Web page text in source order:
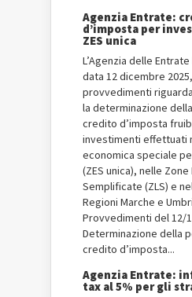
Agenzia Entrate:
d’imposta per
ZES unica
L’Agenzia delle
data 12 dicembre
provvedimenti
la determinazione
credito d’imposta
investimenti effettuati
economica speciale
(ZES unica), nelle
Semplificate (ZLS) e
Regioni Marche e
Provvedimenti del 12/
Determinazione della
credito d’imposta...
Agenzia Entrate:
tax al 5% per gli